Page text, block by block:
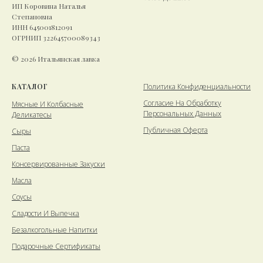
ИП Коровина Наталья
Степановна
ИНН 645001812091
ОГРНИП 322645700089343
© 2026 Итальянская лавка
КАТАЛОГ
Мясные И Колбасные
Деликатесы
Сыры
Паста
Консервированные Закуски
Масла
Соусы
Сладости И Выпечка
Безалкогольные Напитки
Подарочные Сертификаты
Политика Конфиденциальности
Cогласие На Обработку
Персональных Данных
Публичная Оферта